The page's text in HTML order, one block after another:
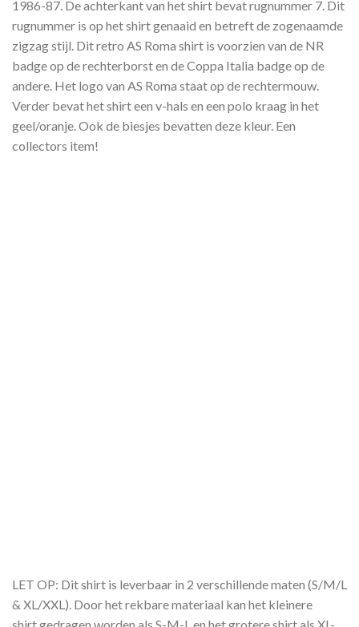
1986-87. De achterkant van het shirt bevat rugnummer 7. Dit
rugnummer is op het shirt genaaid en betreft de zogenaamde
zigzag stijl. Dit retro AS Roma shirt is voorzien van de NR
badge op de rechterborst en de Coppa Italia badge op de
andere. Het logo van AS Roma staat op de rechtermouw.
Verder bevat het shirt een v-hals en een polo kraag in het
geel/oranje. Ook de biesjes bevatten deze kleur. Een
collectors item!
LET OP: Dit shirt is leverbaar in 2 verschillende maten (S/M/L
& XL/XXL). Door het rekbare materiaal kan het kleinere